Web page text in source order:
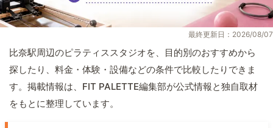
最終更新日：2026/08/07
比奈駅周辺のピラティススタジオを、目的別のおすすめから
探したり、料金・体験・設備などの条件で比較したりできま
す。掲載情報は、FIT PALETTE編集部が公式情報と独自取材
をもとに整理しています。